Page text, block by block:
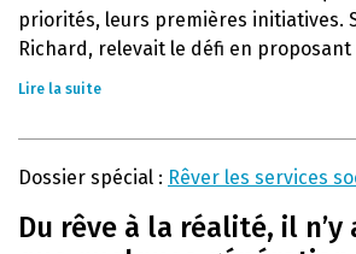
priorités, leurs premières initiatives.
Richard, relevait le défi en proposant
Lire la suite
Dossier spécial : Rêver les services
Du rêve à la réalité, il n’y